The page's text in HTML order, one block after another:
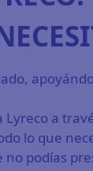
a
lo que
podías